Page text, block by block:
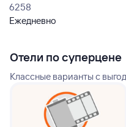
6258
Ежедневно
Отели по суперцене
Классные варианты с